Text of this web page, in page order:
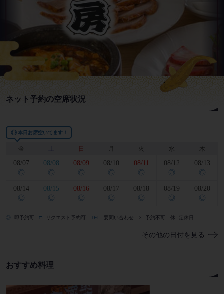
ネット予約の空席状況
◎本日お席空いてます！
金 土 日 火 水 木
08/07
◎
08/08
◎
08/09
◎
08/10
◎
08/11
◎
08/12
◎
08/13
◎
08/14
◎
08/15
◎
08/16
◎
08/17
◎
08/18
◎
08/19
◎
08/20
◎
即予約可 □ リクエスト予約可 TEL 要問い合わせ × 予約不可 休 定休日
その他の日付を見る
おすすめ料理